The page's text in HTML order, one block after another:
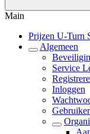
Main
Prijzen U-Turn
Algemeen
Service
Inloggen
Gebruiker